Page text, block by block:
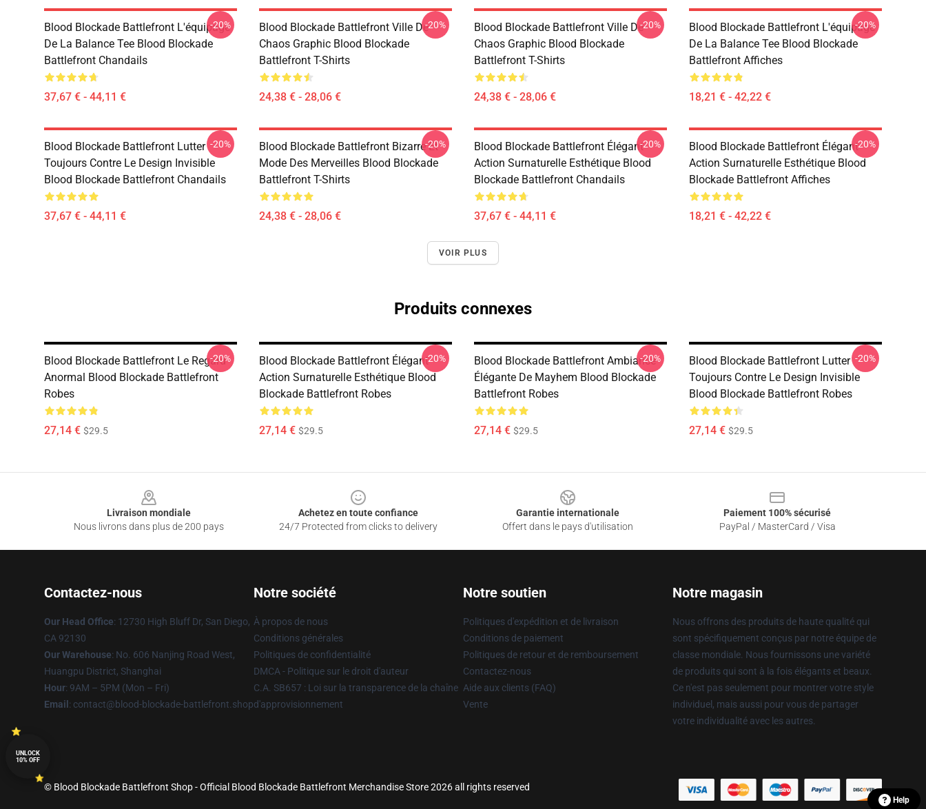
Blood Blockade Battlefront L'équipage
De La Balance Tee Blood Blockade
Battlefront Chandails
37,67 € - 44,11 €
-20%
Blood Blockade Battlefront Ville De
Chaos Graphic Blood Blockade
Battlefront T-Shirts
24,38 € - 28,06 €
-20%
Blood Blockade Battlefront Ville De
Chaos Graphic Blood Blockade
Battlefront T-Shirts
24,38 € - 28,06 €
-20%
Blood Blockade Battlefront L'équipage
De La Balance Tee Blood Blockade
Battlefront Affiches
18,21 € - 42,22 €
-20%
Blood Blockade Battlefront Lutter
Toujours Contre Le Design Invisible
Blood Blockade Battlefront Chandails
37,67 € - 44,11 €
-20%
Blood Blockade Battlefront Bizarre Et
Mode Des Merveilles Blood Blockade
Battlefront T-Shirts
24,38 € - 28,06 €
-20%
Blood Blockade Battlefront Élégant
Action Surnaturelle Esthétique Blood
Blockade Battlefront Chandails
37,67 € - 44,11 €
-20%
Blood Blockade Battlefront Élégant
Action Surnaturelle Esthétique Blood
Blockade Battlefront Affiches
18,21 € - 42,22 €
-20%
VOIR PLUS
Produits connexes
Blood Blockade Battlefront Le Regard
Anormal Blood Blockade Battlefront
Robes
27,14 € $29.5
-20%
Blood Blockade Battlefront Élégant
Action Surnaturelle Esthétique Blood
Blockade Battlefront Robes
27,14 € $29.5
-20%
Blood Blockade Battlefront Ambiance
Élégante De Mayhem Blood Blockade
Battlefront Robes
27,14 € $29.5
-20%
Blood Blockade Battlefront Lutter
Toujours Contre Le Design Invisible
Blood Blockade Battlefront Robes
27,14 € $29.5
-20%
Livraison mondiale
Nous livrons dans plus de 200 pays
Achetez en toute confiance
24/7 Protected from clicks to delivery
Garantie internationale
Offert dans le pays d'utilisation
Paiement 100% sécurisé
PayPal / MasterCard / Visa
Contactez-nous
Our Head Office: 12730 High Bluff Dr, San Diego,
CA 92130
Our Warehouse: No. 606 Nanjing Road West,
Huangpu District, Shanghai
Hour: 9AM – 5PM (Mon – Fri)
Email : contact@blood-blockade-battlefront.shop
Notre société
À propos de nous
Conditions générales
Politiques de confidentialité
DMCA - Politique sur le droit d'auteur
C.A. SB657 : Loi sur la transparence de la chaîne
d'approvisionnement
Notre soutien
Politiques d'expédition et de livraison
Conditions de paiement
Politiques de retour et de remboursement
Contactez-nous
Aide aux clients (FAQ)
Vente
Notre magasin
Nous offrons des produits de haute qualité qui
sont spécifiquement conçus par notre équipe de
classe mondiale. Nous fournissons une variété
de produits qui sont à la fois élégants et beaux.
Ce n'est pas seulement pour montrer votre style
individuel, mais aussi pour vous de partager
votre individualité avec les autres.
© Blood Blockade Battlefront Shop - Official Blood Blockade Battlefront Merchandise Store 2026 all rights reserved
Help
UNLOCK
10% OFF